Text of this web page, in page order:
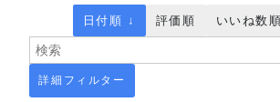
詳細フィルター
日付順 ↓ 評価順 いいね数順